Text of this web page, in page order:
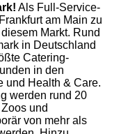
Als Full-Service-
am Main zu
Markt. Rund
in Deutschland
Catering-
in den
und Health & Care.
werden rund 20
und
von mehr als